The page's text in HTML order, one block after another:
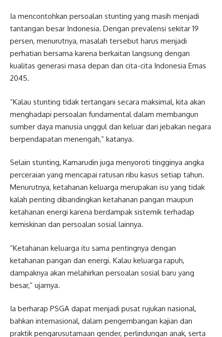
Ia mencontohkan persoalan stunting yang masih menjadi
tantangan besar Indonesia. Dengan prevalensi sekitar 19
persen, menurutnya, masalah tersebut harus menjadi
perhatian bersama karena berkaitan langsung dengan
kualitas generasi masa depan dan cita-cita Indonesia Emas
2045.
“Kalau stunting tidak tertangani secara maksimal, kita akan
menghadapi persoalan fundamental dalam membangun
sumber daya manusia unggul dan keluar dari jebakan negara
berpendapatan menengah,” katanya.
Selain stunting, Kamarudin juga menyoroti tingginya angka
perceraian yang mencapai ratusan ribu kasus setiap tahun.
Menurutnya, ketahanan keluarga merupakan isu yang tidak
kalah penting dibandingkan ketahanan pangan maupun
ketahanan energi karena berdampak sistemik terhadap
kemiskinan dan persoalan sosial lainnya.
“Ketahanan keluarga itu sama pentingnya dengan
ketahanan pangan dan energi. Kalau keluarga rapuh,
dampaknya akan melahirkan persoalan sosial baru yang
besar,” ujarnya.
Ia berharap PSGA dapat menjadi pusat rujukan nasional,
bahkan internasional, dalam pengembangan kajian dan
praktik pengarusutamaan gender, perlindungan anak, serta